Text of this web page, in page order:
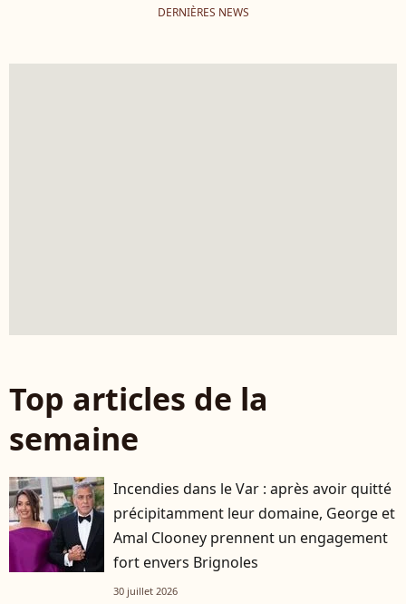
DERNIÈRES NEWS
Top articles de la
semaine
Incendies dans le Var : après avoir quitté
précipitamment leur domaine, George et
Amal Clooney prennent un engagement
fort envers Brignoles
30 juillet 2026